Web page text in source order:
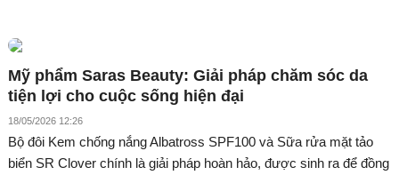
Mỹ phẩm Saras Beauty: Giải pháp chăm sóc da
tiện lợi cho cuộc sống hiện đại
18/05/2026 12:26
Bộ đôi Kem chống nắng Albatross SPF100 và Sữa rửa mặt tảo
biển SR Clover chính là giải pháp hoàn hảo, được sinh ra để đồng